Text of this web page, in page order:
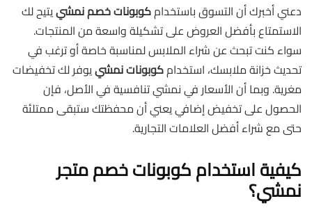
دعني أخبرك أن التسوق باستخدامكوبونات خصم نمشييتيح لك
الاستمتاع بأفضل العروض على تشكيلة واسعة من المنتجات.
سواء كنت تبحث عن شراء الملابس لمناسبة خاصة أو ترغب في
تحديث خزانة ملابسك، استخدامكوبونات نمشييوفر لك تخفيضات
مغرية. وبما أن الأسعار في نمشي تنافسية في الأصل، فإن
الحصول على تخفيض إضافي يعني أن محفظتك ستبقى ممتلئة
حتى مع شراء أفضل العلامات التجارية.
كيفية استخدام كوبونات خصم متجر
نمشي؟